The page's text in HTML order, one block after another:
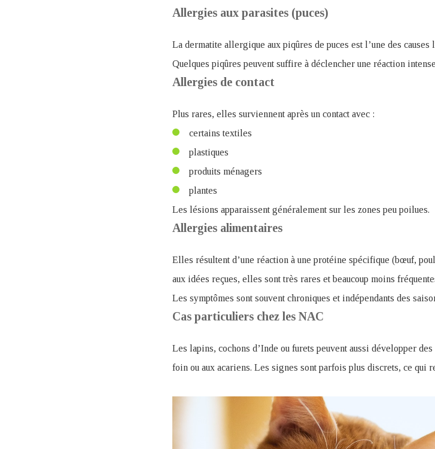
Allergies aux parasites (puces)
La dermatite allergique aux piqûres de puces est l’une des
Quelques piqûres peuvent suffire à déclencher une réaction
Allergies de contact
Plus rares, elles surviennent après un contact avec :
certains textiles
plastiques
produits ménagers
plantes
Les lésions apparaissent généralement sur les zones peu poilues.
Allergies alimentaires
Elles résultent d’une réaction à une protéine spécifique (bœuf,
aux idées reçues, elles sont très rares et beaucoup moins
Les symptômes sont souvent chroniques et indépendants des
Cas particuliers chez les NAC
Les lapins, cochons d’Inde ou furets peuvent aussi développer
foin ou aux acariens. Les signes sont parfois plus discrets, ce qui